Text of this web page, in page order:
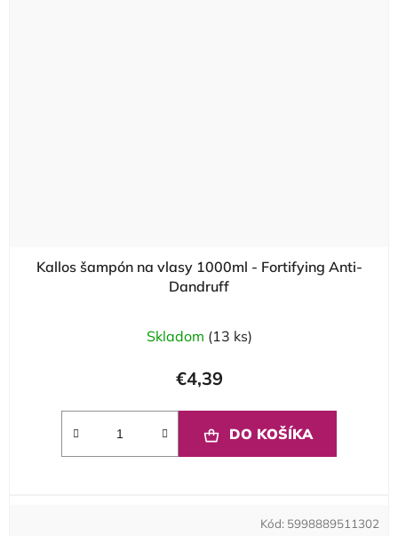
Kallos šampón na vlasy 1000ml - Fortifying Anti-
Dandruff
Skladom (13 ks)
€4,39
DO KOŠÍKA
Kód: 5998889511302